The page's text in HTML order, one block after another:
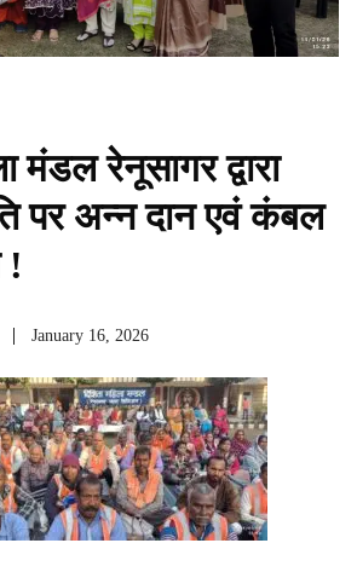
मंडल रेनूसागर द्वारा
पर अन्न दान एवं कंबल
!
January 16, 2026